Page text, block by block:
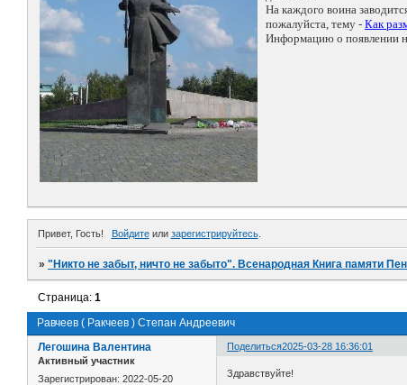
На каждого воина
пожалуйста, тему - Как
Информацию о появлении
Привет, Гость! Войдитеили зарегистрируйтесь.
»"Никто не забыт, ничто не забыто". Всенародная Книга памяти
Равчеев ( Ракчеев ) Степан Андреевич
Страница:1
Поделиться2025-03-28 16:36:01
Легошина Валентина
Активный участник
Зарегистрирован: 2022-05-20
Здравствуйте!